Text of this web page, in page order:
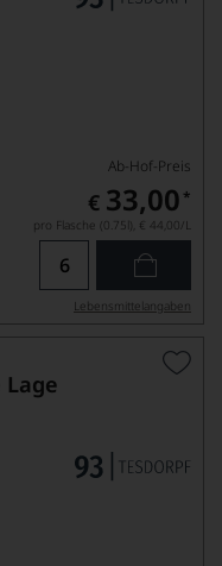
Ab-Hof-Preis
€ 33,00 *
pro Flasche (0.75l), € 44,00/L
Lebensmittel­angaben